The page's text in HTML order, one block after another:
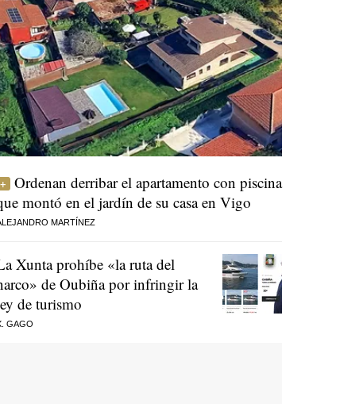
Ordenan derribar el apartamento con piscina
montó en el jardín de su casa en Vigo
MARTÍNEZ
Xunta prohíbe «la ruta del
de Oubiña por infringir la
de turismo
GAGO